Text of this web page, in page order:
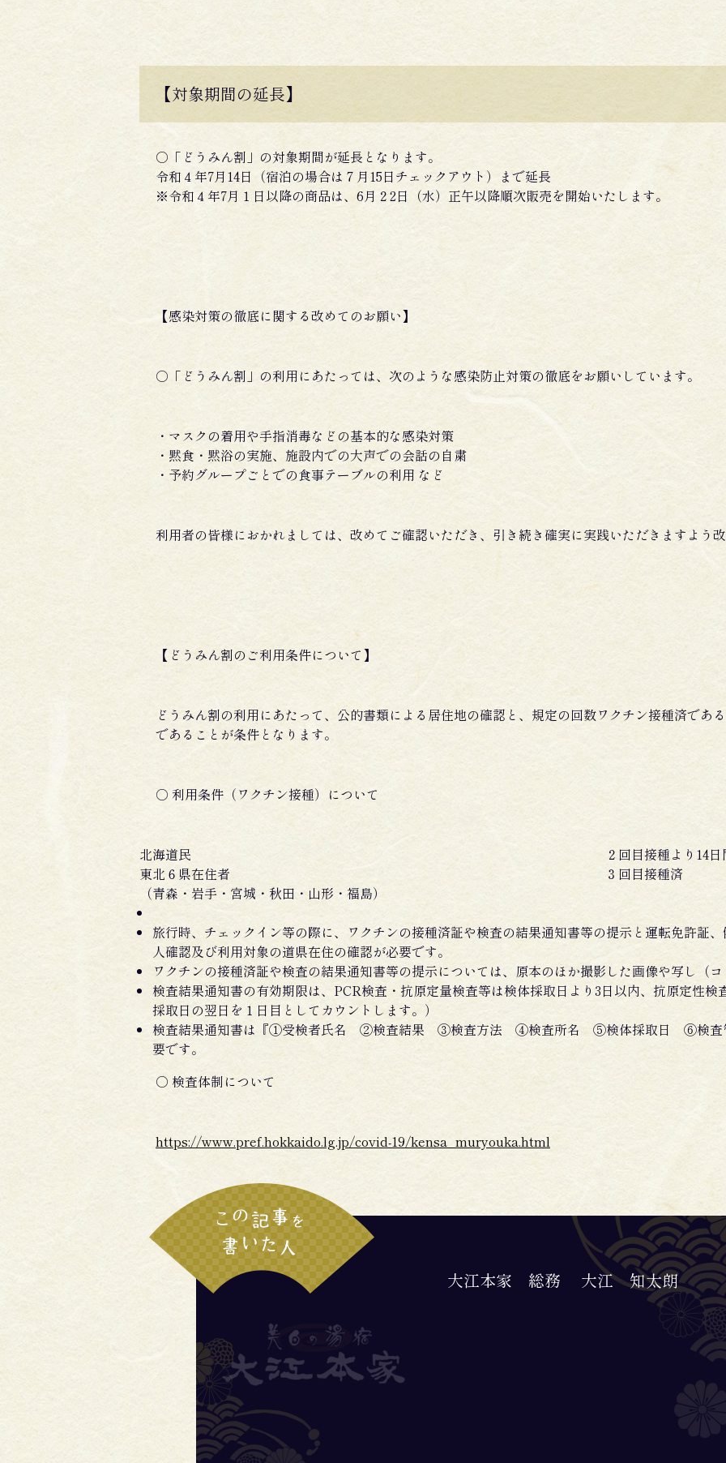
【対象期間の延長】
○「どうみん割」の対象期間が延長となります。
令和４年7月14日（宿泊の場合は７月15日チェックアウト）まで延長
※令和４年7月１日以降の商品は、6月２2日（水）正午以降順次販売を開始いたします。
【感染対策の徹底に関する改めてのお願い】
○「どうみん割」の利用にあたっては、次のような感染防止対策の徹底をお願いしています。
・マスクの着用や手指消毒などの基本的な感染対策
・黙食・黙浴の実施、施設内での大声での会話の自粛
・予約グループごとでの食事テーブルの利用 など
利用者の皆様におかれましては、改めてご確認いただき、引き続き確実に実践いただきますよう
【どうみん割のご利用条件について】
どうみん割の利用にあたって、公的書類による居住地の確認と、規定の回数ワクチン接種済であ
であることが条件となります。
○ 利用条件（ワクチン接種）について
北海道民
２回目接種より14
東北６県在住者
（青森・岩手・宮城・秋田・山形・福島）
３回目接種済
旅行時、チェックイン等の際に、ワクチンの接種済証や検査の結果通知書等の提示と運転免許証
人確認及び利用対象の道県在住の確認が必要です。
ワクチンの接種済証や検査の結果通知書等の提示については、原本のほか撮影した画像や写し（
検査結果通知書の有効期限は、PCR検査・抗原定量検査等は検体採取日より3日以内、抗原定性
採取日の翌日を１日目としてカウントします。）
検査結果通知書は『①受検者氏名 ②検査結果 ③検査方法 ④検査所名 ⑤検体採取日 ⑥検査
要です。
○ 検査体制について
https://www.pref.hokkaido.lg.jp/covid-19/kensa_muryouka.html
大江本家 総務 大江 知太朗